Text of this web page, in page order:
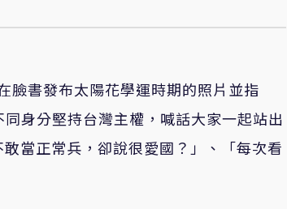
臉書發布太陽花學運時期的照片並指
身分堅持台灣主權，喊話大家一起站出
當正常兵，卻說很愛國？」、「每次看